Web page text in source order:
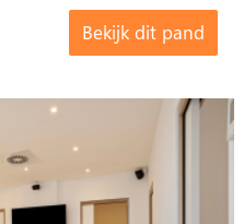
Bekijk dit pand